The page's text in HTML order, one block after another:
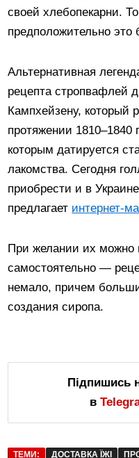
своей хлебопекарни.
предположительно это
Альтернативная
рецепта стропвафлей
Кампхейзену, который
протяжении
которым датируется
лакомства. Сегодня
приобрести и в
предлагает интернет-
При желании их можно
самостоятельно —
немало, причем
создания сиропа.
Підпишись
в
ТЕМИ: ДОСТАВКА ЇЖІ